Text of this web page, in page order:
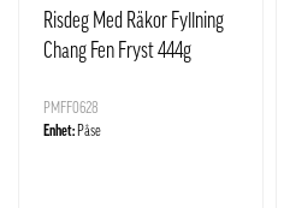
Risdeg Med Räkor Fyllning
Chang Fen Fryst 444g
PMFF0628
Enhet: Påse